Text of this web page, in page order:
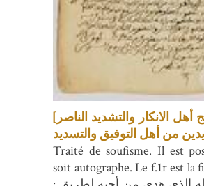
[التقييد القاطع لحجج أهل الانكار والتشديد الناصر
Traité de soufisme. Il est
soit autographe. Le f.1r est